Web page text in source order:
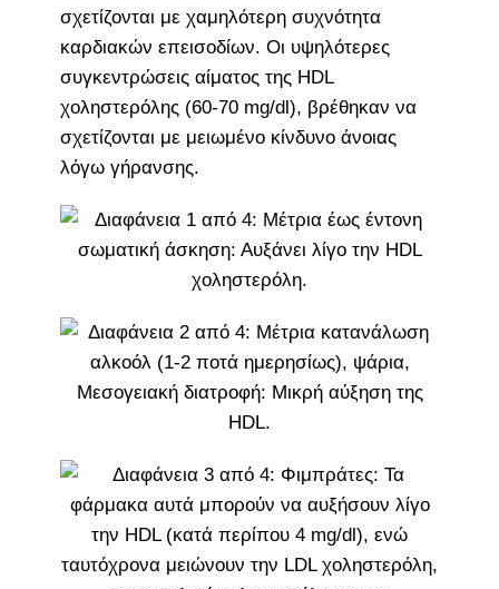
σχετίζονται με χαμηλότερη συχνότητα
καρδιακών επεισοδίων. Οι υψηλότερες
συγκεντρώσεις αίματος της HDL
χοληστερόλης (60-70 mg/dl), βρέθηκαν να
σχετίζονται με μειωμένο κίνδυνο άνοιας
λόγω γήρανσης.